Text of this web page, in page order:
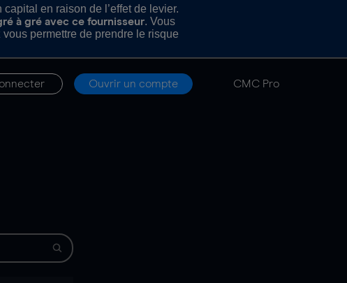
en raison de l’effet de levier.
à gré avec ce fournisseur. Vous
permettre de prendre le risque
Ouvrir un compte CMC Pro